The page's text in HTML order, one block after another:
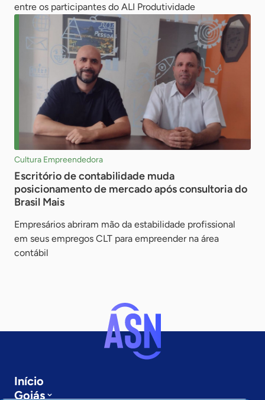
entre os participantes do ALI Produtividade
Cultura Empreendedora
Escritório de contabilidade muda
posicionamento de mercado após consultoria do
Brasil Mais
Empresários abriram mão da estabilidade profissional
em seus empregos CLT para empreender na área
contábil
Início
Goiás